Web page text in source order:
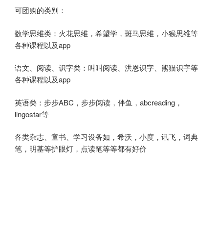
可团购的类别：
数学思维类：火花思维，希望学，斑马思维，小猴思维等
各种课程以及app
语文、阅读、识字类：叫叫阅读、洪恩识字、熊猫识字等
各种课程以及app
英语类：步步ABC，步步阅读，伴鱼，abcreading，
lingostar等
各类杂志、童书、学习设备如，希沃，小度，讯飞，词典
笔，明基等护眼灯，点读笔等等都有好价